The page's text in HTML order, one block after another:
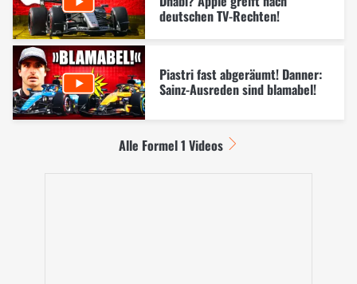
deutschen TV-Rechten!
Piastri fast abgeräumt! Danner:
Sainz-Ausreden sind blamabel!
Alle Formel 1 Videos